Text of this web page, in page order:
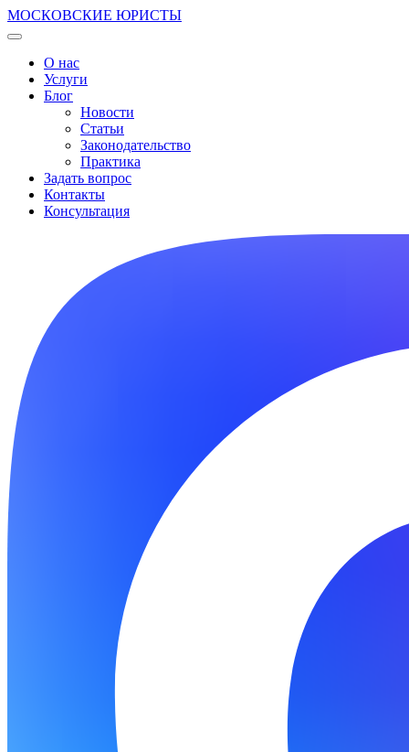
МОСКОВСКИЕ ЮРИСТЫ
О нас
Услуги
Блог
Новости
Статьи
Законодательство
Практика
Задать вопрос
Контакты
Консультация